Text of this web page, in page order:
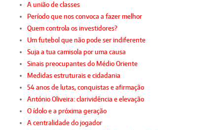
A união de classes
Período que nos convoca a fazer melhor
Quem controla os investidores?
Um futebol que não pode ser indiferente
Suja a tua camisola por uma causa
Sinais preocupantes do Médio Oriente
Medidas estruturais e cidadania
54 anos de lutas, conquistas e afirmação
António Oliveira: clarividência e elevação
O ídolo e a próxima geração
A centralidade do jogador